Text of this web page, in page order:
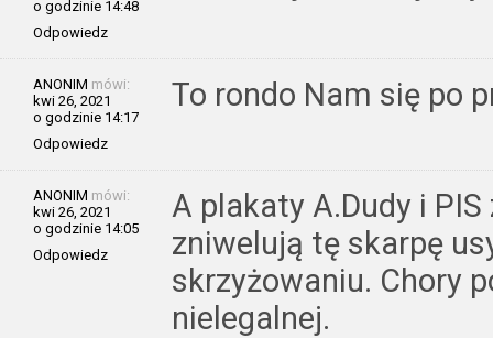
o godzinie 14:48
Odpowiedz
ANONIM mówi:
kwi 26, 2021
o godzinie 14:17
Odpowiedz
To rondo Nam się po
ANONIM mówi:
kwi 26, 2021
o godzinie 14:05
Odpowiedz
A plakaty A.Dudy i
zniwelują tę skarpę
skrzyżowaniu. Chory
nielegalnej.